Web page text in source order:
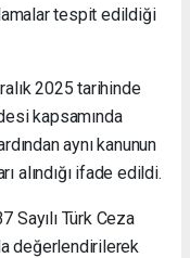
tespit edildiği
2025 tarihinde
kapsamında
aynı kanunun
alındığı ifade edildi.
Sayılı Türk Ceza
değerlendirilerek